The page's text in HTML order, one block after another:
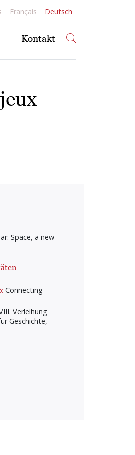
Français Deutsch
Kontakt
Space, a new
Connecting
Verleihung
Geschichte,